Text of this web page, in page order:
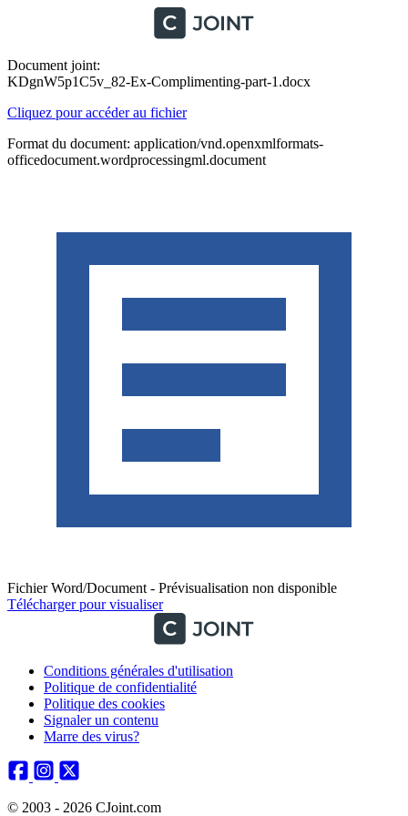
Document joint:
KDgnW5p1C5v_82-Ex-Complimenting-part-1.docx
Cliquez pour accéder au fichier
Format du document: application/vnd.openxmlformats-
officedocument.wordprocessingml.document
Fichier Word/Document - Prévisualisation non disponible
Télécharger pour visualiser
Conditions générales d'utilisation
Politique de confidentialité
Politique des cookies
Signaler un contenu
Marre des virus?
© 2003 - 2026 CJoint.com